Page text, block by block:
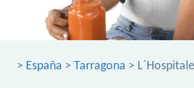
> España > Tarragona >